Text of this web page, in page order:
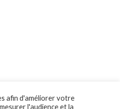
afin d'améliorer votre
l'audience et la